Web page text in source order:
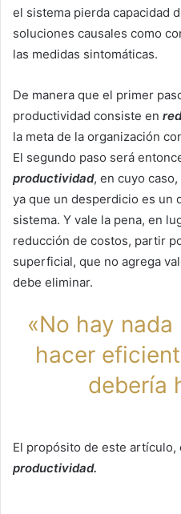
el sistema pierda capacidad
soluciones causales como
las medidas sintomáticas.
De manera que el primer
productividad consiste en
la meta de la organización
El segundo paso será
productividad, en cuyo
ya que un desperdicio es un
sistema. Y vale la pena, en
reducción de costos, partir
superficial, que no agrega
debe eliminar.
«No hay
hacer
debería
El propósito de este artículo,
productividad.